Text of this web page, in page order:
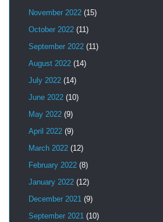
November 2022 (15)
October 2022 (11)
September 2022 (11)
August 2022 (14)
July 2022 (14)
June 2022 (10)
May 2022 (9)
April 2022 (9)
March 2022 (12)
February 2022 (8)
January 2022 (12)
December 2021 (9)
September 2021 (10)